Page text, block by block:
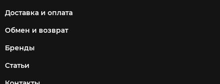
Доставка и оплата
Обмен и возврат
Бренды
Статьи